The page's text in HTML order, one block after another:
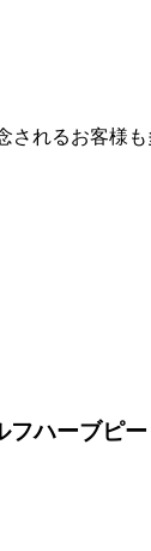
されるお客様
フハーブピ